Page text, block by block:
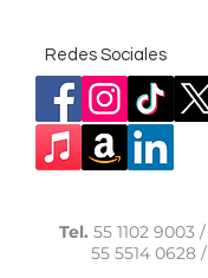
Redes Sociales
Tel. 55 1102 9003 /
55 5514 0628/